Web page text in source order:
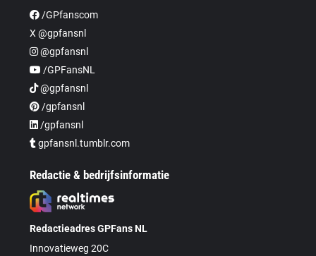
/GPfanscom
X @gpfansnl
@gpfansnl
/GPFansNL
@gpfansnl
/gpfansnl
/gpfansnl
gpfansnl.tumblr.com
Redactie & bedrijfsinformatie
Redactieadres GPFans NL
Innovatieweg 20C